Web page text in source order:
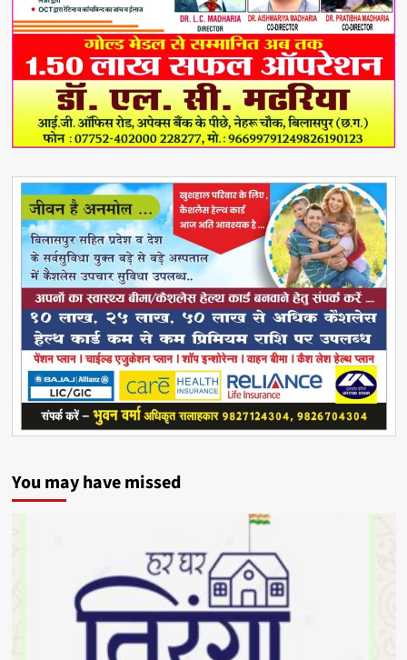
You may have missed